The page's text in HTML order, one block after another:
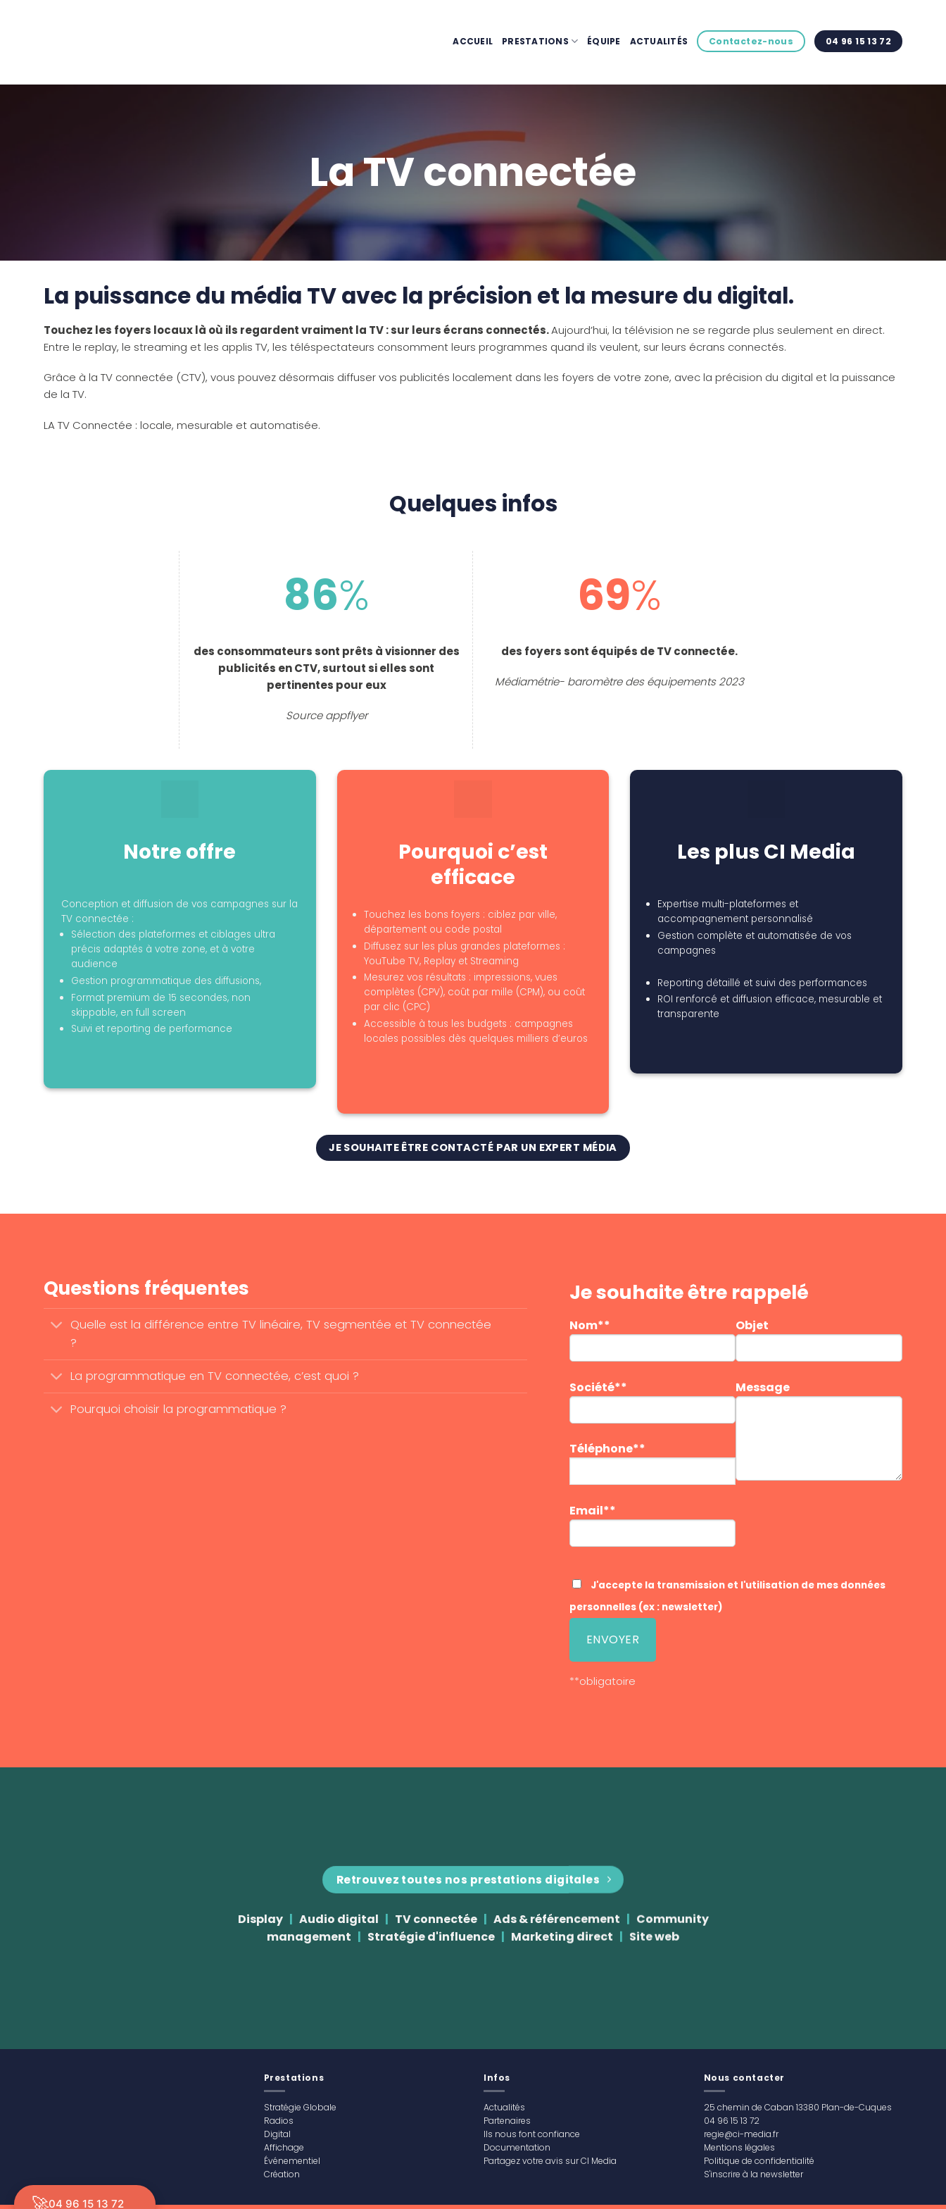
ACCUEIL PRESTATIONS ÉQUIPE ACTUALITÉS Contactez-nous 04 96 15 13 72
La TV connectée
La puissance du média TV avec la précision et la mesure du digital.
Touchez les foyers locaux là où ils regardent vraiment la TV : sur leurs écrans connectés.Aujourd’hui, la télévision ne se regarde plus seulement en direct.
Entre le replay, le streaming et les applis TV, les téléspectateurs consomment leurs programmes quand ils veulent, sur leurs écrans connectés.
Grâce à la TV connectée (CTV), vous pouvez désormais diffuser vos publicités localement dans les foyers de votre zone, avec la précision du digital et la puissance
de la TV.
LA TV Connectée : locale, mesurable et automatisée.
Quelques infos
86%
des consommateurs sont prêts à visionner des
publicités en CTV,surtout si elles sont
pertinentes pour eux
Source appflyer
69%
des foyers sont équipés de TV connectée.
Médiamétrie- baromètre des équipements 2023
Notre offre
Conception et diffusion de vos campagnes sur la
TV connectée :
Sélection des plateformes et ciblages ultra
précis adaptés à votre zone, et à votre
audience
Gestion programmatique des diffusions,
Format premium de 15 secondes, non
skippable, en full screen
Suivi et reporting de performance
Pourquoi c’est
efficace
Touchez les bons foyers : ciblez par ville,
département ou code postal
Diffusez sur les plus grandes plateformes :
YouTube TV, Replay et Streaming
Mesurez vos résultats : impressions, vues
complètes (CPV), coût par mille (CPM), ou coût
par clic (CPC)
Accessible à tous les budgets : campagnes
locales possibles dès quelques milliers d’euros
Les plus CI Media
Expertise multi-plateformes et
accompagnement personnalisé
Gestion complète et automatisée de vos
campagnes
Reporting détaillé et suivi des performances
ROI renforcé et diffusion efficace, mesurable et
transparente
JE SOUHAITE ÊTRE CONTACTÉ PAR UN EXPERT MÉDIA
Questions fréquentes
Quelle est la différence entre TV linéaire, TV segmentée et TV connectée
?
La programmatique en TV connectée, c’est quoi ?
Pourquoi choisir la programmatique ?
Je souhaite être rappelé
Nom**
Société**
Téléphone**
Email**
Objet
Message
J'accepte la transmission et l'utilisation de mes données
personnelles (ex : newsletter)
**obligatoire
Retrouvez toutes nos prestations digitales
Display | Audio digital | TV connectée | Ads & référencement | Community
management | Stratégie d'influence | Marketing direct | Site web
Prestations
Stratégie Globale
Radios
Digital
Affichage
Événementiel
Création
Infos
Actualités
Partenaires
Ils nous font confiance
Documentation
Partagez votre avis sur CI Media
Nous contacter
25 chemin de Caban 13380 Plan-de-Cuques
04 96 15 13 72
regie@ci-media.fr
Mentions légales
Politique de confidentialité
S'inscrire à la newsletter
🚀04 96 15 13 72